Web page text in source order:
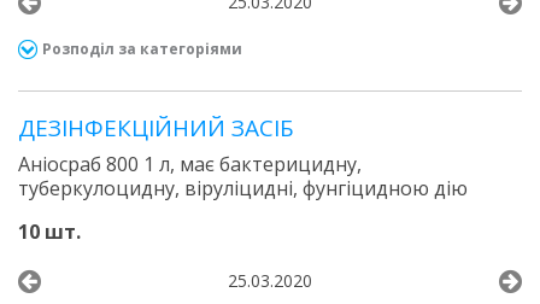
Розподіл за категоріями
ДЕЗІНФЕКЦІЙНИЙ ЗАСІБ
Аніосраб 800 1 л, має бактерицидну,
туберкулоцидну, віруліцидні, фунгіцидною дію
10 шт.
25.03.2020